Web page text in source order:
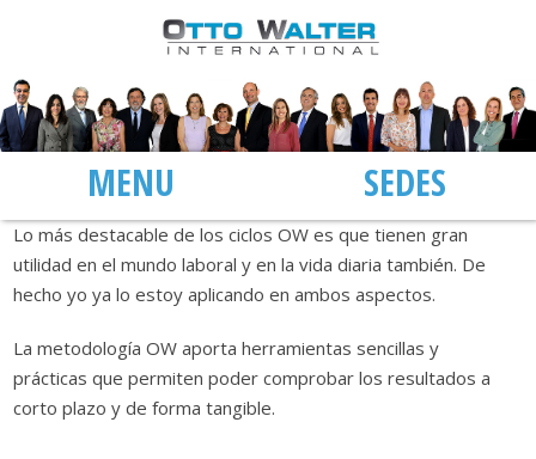
MENÚ SEDES
Lo más destacable de los ciclos OW es que tienen gran
utilidad en el mundo laboral y en la vida diaria también. De
hecho yo ya lo estoy aplicando en ambos aspectos.
La metodología OW aporta herramientas sencillas y
prácticas que permiten poder comprobar los resultados a
corto plazo y de forma tangible.